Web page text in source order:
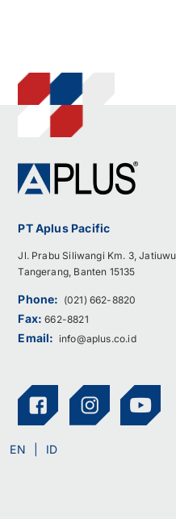
PT Aplus Pacific
Jl. Prabu Siliwangi Km. 3,
Tangerang, Banten 15135
Phone: (021) 662-8820
Fax:662-8821
Email: info@aplus.co.id
EN ID